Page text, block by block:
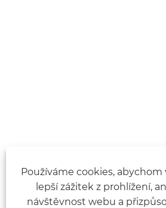
Používáme cookies, abychom
lepší zážitek z prohlížení,
návštěvnost webu a